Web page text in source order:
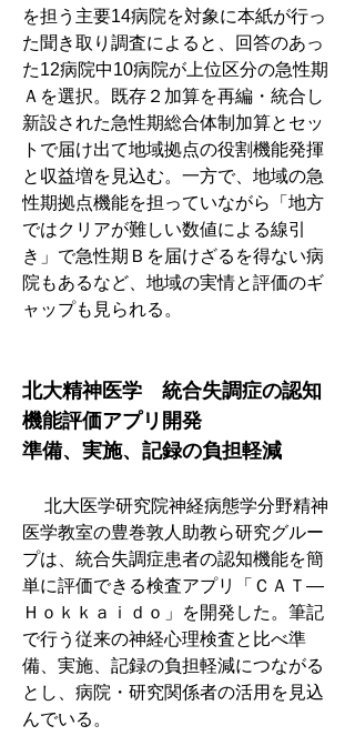
を担う主要14病院を対象に本紙が行っ
た聞き取り調査によると、回答のあっ
た12病院中10病院が上位区分の急性期
Ａを選択。既存２加算を再編・統合し
新設された急性期総合体制加算とセッ
トで届け出て地域拠点の役割機能発揮
と収益増を見込む。一方で、地域の急
性期拠点機能を担っていながら「地方
ではクリアが難しい数値による線引
き」で急性期Ｂを届けざるを得ない病
院もあるなど、地域の実情と評価のギ
ャップも見られる。
北大精神医学　統合失調症の認知
機能評価アプリ開発
準備、実施、記録の負担軽減
北大医学研究院神経病態学分野精神
医学教室の豊巻敦人助教ら研究グルー
プは、統合失調症患者の認知機能を簡
単に評価できる検査アプリ「ＣＡＴ―
Ｈｏｋｋａｉｄｏ」を開発した。筆記
で行う従来の神経心理検査と比べ準
備、実施、記録の負担軽減につながる
とし、病院・研究関係者の活用を見込
んでいる。